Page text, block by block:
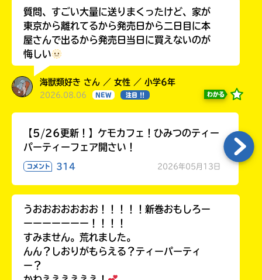
質問、すごい大量に送りまくったけど、家が
東京から離れてるから発売日から二日目に本
屋さんで出るから発売日当日に買えないのが
悔しい
海獣類好き さん ／ 女性 ／ 小学6年
2026.08.06 NEW 注目 !! わかる
【5/26更新！】ケモカフェ！ひみつのティー
パーティーフェア開さい！
コメント 314 2026年05月13日
うおおおおおおお！！！！！新巻おもしろー
ーーーーーーー！！！！
すみません。荒れました。
んん？しおりがもらえる？ティーパーティ
ー？